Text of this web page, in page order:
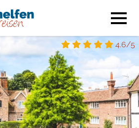
4.6/5
Canterbury
Canterbury
Canterbury